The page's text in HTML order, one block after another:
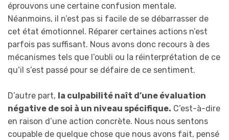
éprouvons une certaine confusion mentale.
Néanmoins, il n’est pas si facile de se débarrasser de
cet état émotionnel. Réparer certaines actions n’est
parfois pas suffisant. Nous avons donc recours à des
mécanismes tels que l’oubli ou la réinterprétation de ce
qu’il s’est passé pour se défaire de ce sentiment.
D’autre part, la culpabilité naît d’une évaluation
négative de soi à un niveau spécifique. C’est-à-dire
en raison d’une action concrète. Nous nous sentons
coupable de quelque chose que nous avons fait, pensé